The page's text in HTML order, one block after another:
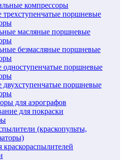
компрессоры
трехступенчатые поршневые
масляные поршневые
безмасляные поршневые
одноступенчатые поршневые
двухступенчатые поршневые
для аэрографов
для покраски
(краскопульты,
краскораспылителей